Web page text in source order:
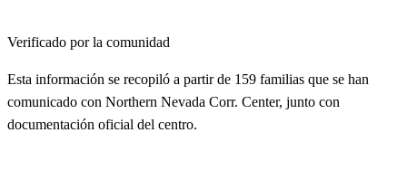
Verificado por la comunidad
Esta información se recopiló a partir de 159 familias que se han
comunicado con Northern Nevada Corr. Center, junto con
documentación oficial del centro.